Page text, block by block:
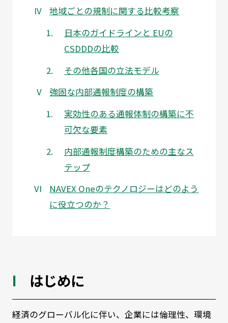
地域ごとの規制に関する比較考察
日本のガイドラインと EUの
CSDDDの比較
その他各国の立法モデル
強固な内部通報制度の構築
実効性のある通報体制の構築に不
可欠な要素
内部通報制度構築のための主なス
テップ
NAVEX Oneのテクノロジーはどのよう
に役立つのか？
はじめに
経済のグローバル化に伴い、企業には倫理性、環境